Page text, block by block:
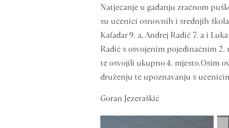
Natjecanje u gađanju zračnom
su učenici osnovnih i srednjih
Kafadar 9. a, Andrej Radić 7. a i
Radić s osvojenim pojedinačnim 2.
te osvojili ukupno 4. mjesto.Osim
druženju te upoznavanju s
Goran Jezeraškić